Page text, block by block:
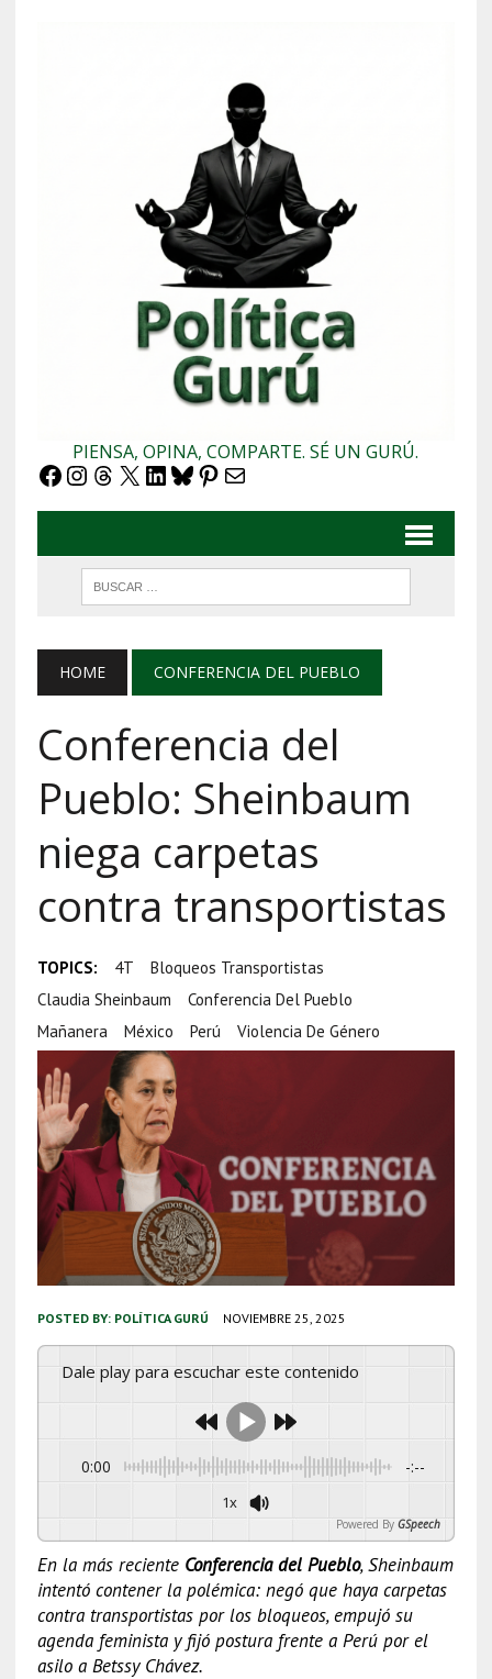
PIENSA, OPINA, COMPARTE. SÉ UN GURÚ.
Facebook
Instagram
Threads
X LinkedIn
Bluesky
Pinterest
Correo electrónico
HOME CONFERENCIA DEL PUEBLO
Conferencia del
Pueblo: Sheinbaum
niega carpetas
contra transportistas
TOPICS: 4T
Bloqueos Transportistas
Claudia Sheinbaum
Conferencia Del Pueblo
Mañanera
México Perú Violencia De Género
POSTED BY: POLÍTICA GURÚ NOVIEMBRE 25, 2025
Dale play para escuchar este contenido
0:00 -:--
1x
Powered By GSpeech
En la más reciente Conferencia del Pueblo, Sheinbaum
intentó contener la polémica: negó que haya carpetas
contra transportistas por los bloqueos, empujó su
agenda feminista y fijó postura frente a Perú por el
asilo a Betssy Chávez.